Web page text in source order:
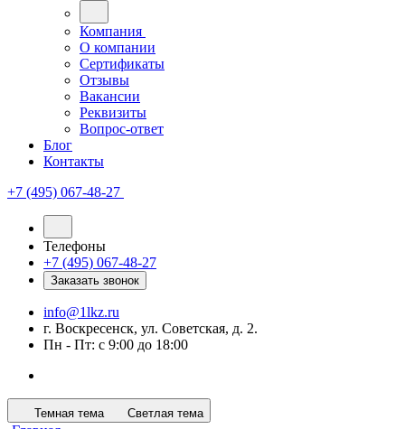
Компания
О компании
Сертификаты
Отзывы
Вакансии
Реквизиты
Вопрос-ответ
Блог
Контакты
+7 (495) 067-48-27
Телефоны
+7 (495) 067-48-27
Заказать звонок
info@1lkz.ru
г. Воскресенск, ул. Советская, д. 2.
Пн - Пт: с 9:00 до 18:00
Темная тема Светлая тема